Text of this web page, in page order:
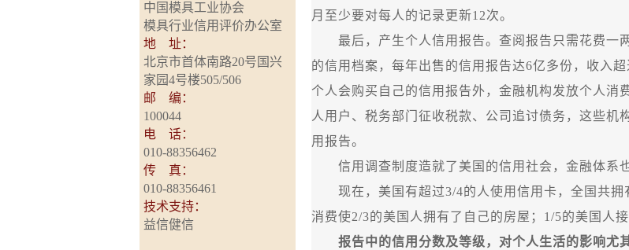
中国模具工业协会
模具行业信用评价办公室
地 址：
北京市首体南路20号国兴
家园4号楼505/506
邮 编：
100044
电 话：
010-88356462
传 真：
010-88356461
技术支持：
益信健信
月至少要对每人的记录更新12次。
最后，产生个人信用报告。查阅报告只需花费一
的信用档案，每年出售的信用报告达6亿多份，收入超
个人会购买自己的信用报告外，金融机构发放个人消
人用户、税务部门征收税款、公司追讨债务，这些机
用报告。
信用调查制度造就了美国的信用社会，金融体系也
现在，美国有超过3/4的人使用信用卡，全国共拥
消费使2/3的美国人拥有了自己的房屋； 1/5的美国人
报告中的信用分数及等级，对个人生活的影响尤